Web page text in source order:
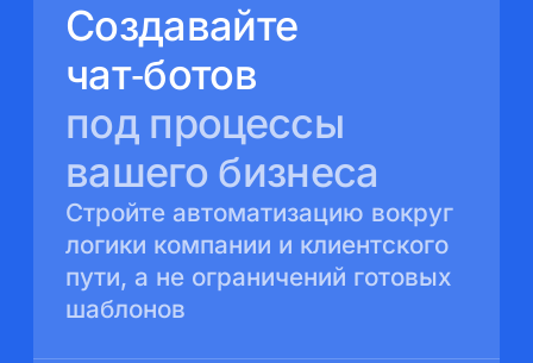
Создавайте
чат‑ботов
под процессы
вашего бизнеса
Стройте автоматизацию вокруг
логики компании и клиентского
пути, а не ограничений готовых
шаблонов